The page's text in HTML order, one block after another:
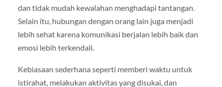
dan tidak mudah kewalahan menghadapi tantangan.
Selain itu, hubungan dengan orang lain juga menjadi
lebih sehat karena komunikasi berjalan lebih baik dan
emosi lebih terkendali.
Kebiasaan sederhana seperti memberi waktu untuk
istirahat, melakukan aktivitas yang disukai, dan